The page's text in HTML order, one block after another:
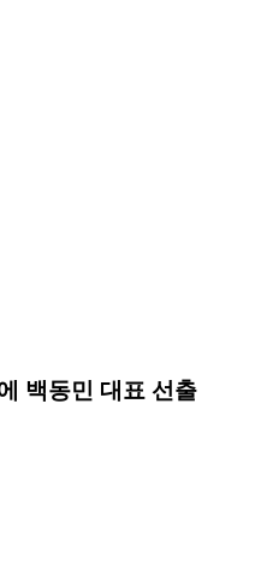
백동민 대표 선출